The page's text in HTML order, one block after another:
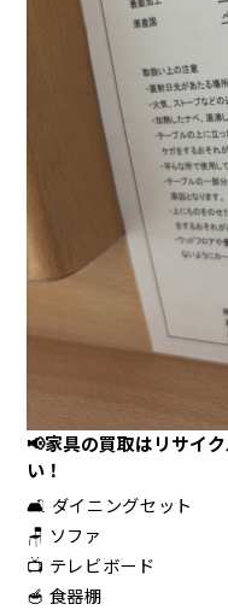
📢家具の買取はリサイ
い！
🛋️ ダイニングセット
🪑 ソファ
📺 テレビボード
🥣 食器棚